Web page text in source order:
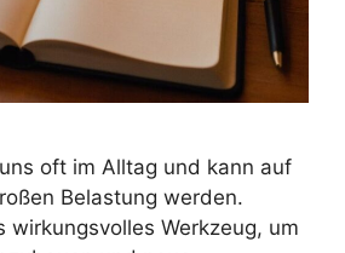
oft im Alltag und kann auf
Belastung werden.
wirkungsvolles Werkzeug, um